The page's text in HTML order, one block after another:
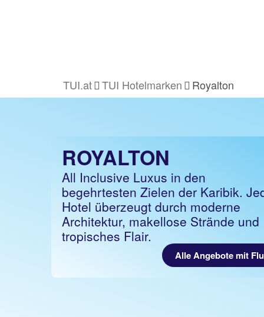
TUI.at TUI Hotelmarken Royalton
ROYALTON
All Inclusive Luxus in den
begehrtesten Zielen der Karibik.
Hotel überzeugt durch moderne
Architektur, makellose Strände und
tropisches Flair.
Alle Angebote mit